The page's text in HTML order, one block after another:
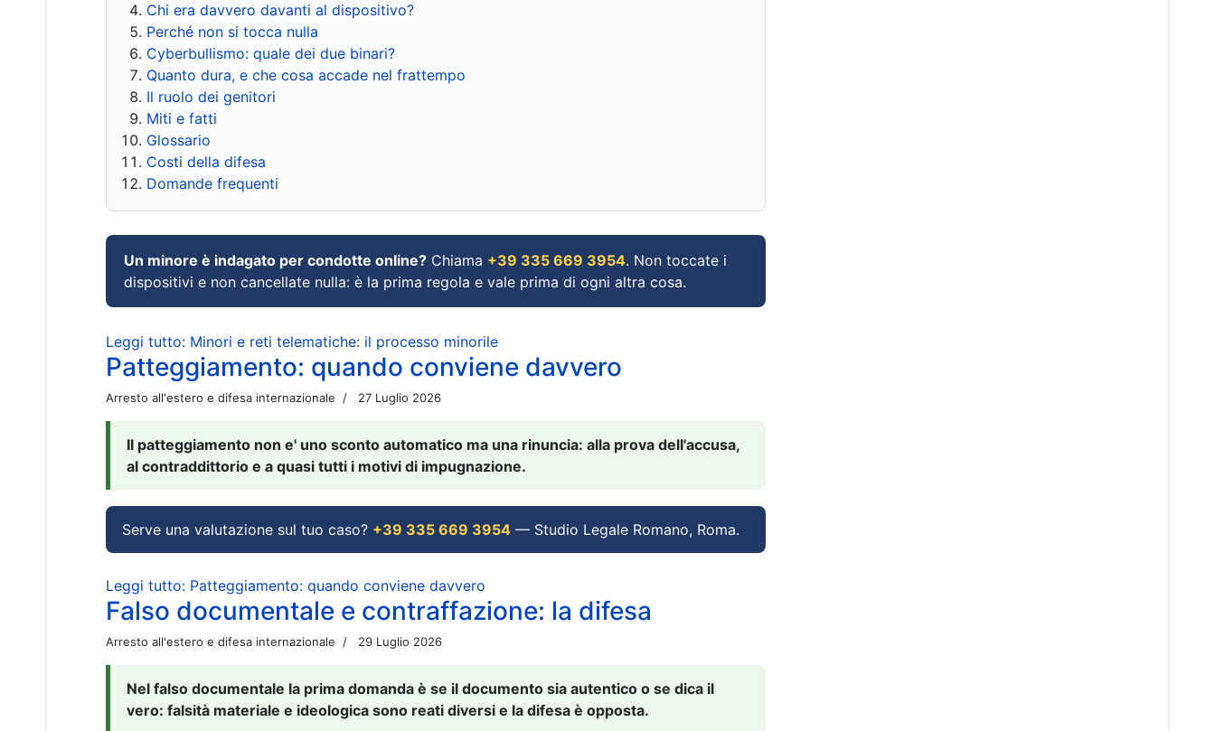
Chi era davvero davanti al dispositivo?
Perché non si tocca nulla
Cyberbullismo: quale dei due binari?
Quanto dura, e che cosa accade nel frattempo
Il ruolo dei genitori
Miti e fatti
Glossario
Costi della difesa
Domande frequenti
Un minore è indagato per condotte online? Chiama +39 335 669 3954. Non toccate i
dispositivi e non cancellate nulla: è la prima regola e vale prima di ogni altra cosa.
Leggi tutto: Minori e reti telematiche: il processo minorile
Patteggiamento: quando conviene davvero
Arresto all'estero e difesa internazionale 27 Luglio 2026
Il patteggiamento non e' uno sconto automatico ma una rinuncia: alla prova dell'accusa,
al contraddittorio e a quasi tutti i motivi di impugnazione.
Serve una valutazione sul tuo caso? +39 335 669 3954 — Studio Legale Romano, Roma.
Leggi tutto: Patteggiamento: quando conviene davvero
Falso documentale e contraffazione: la difesa
Arresto all'estero e difesa internazionale 29 Luglio 2026
Nel falso documentale la prima domanda è se il documento sia autentico o se dica il
vero: falsità materiale e ideologica sono reati diversi e la difesa è opposta.